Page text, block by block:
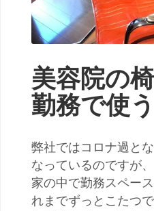
美容院の
勤務で使う
弊社ではコロナ過と
なっているのですが、
家の中で勤務スペー
れまでずっとこたつ